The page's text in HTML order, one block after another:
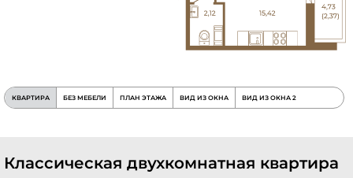
Классическая двухкомнатная квартира
КВАРТИРА БЕЗ МЕБЕЛИ ПЛАН ЭТАЖА ВИД ИЗ ОКНА ВИД ИЗ ОКНА 2